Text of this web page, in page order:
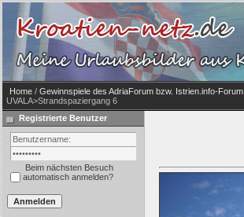
Home / Gewinnspiele des AdriaForum bzw. Istrien.info-Forum
UVALA>Strandspaziergang 6
Registrierte Benutzer
Beim nächsten Besuch
automatisch anmelden?